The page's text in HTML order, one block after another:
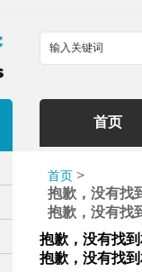
首页
首页>
抱歉，没有找
抱歉，没有找
抱歉，没有找到
抱歉，没有找到